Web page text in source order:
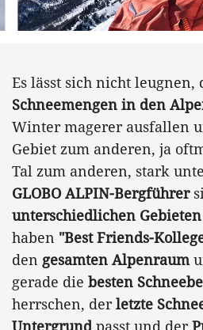
Es lässt sich nicht leugnen,
Schneemengen in den
Winter magerer ausfallen
Gebiet zum anderen, ja
Tal zum anderen, stark
GLOBO ALPIN-Bergführer
unterschiedlichen Gebieten
haben "Best Friends-
den gesamten Alpenraum
gerade die besten
herrschen, derletzte
Untergrundpasst und der